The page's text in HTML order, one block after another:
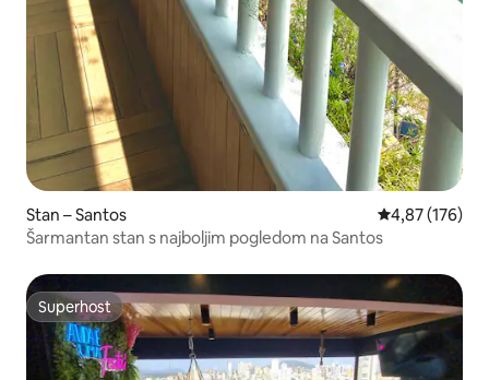
Stan – Santos Prosječna
4,87 (176)
Šarmantan stan s najboljim pogledom na Santos
Superhost
Superhost